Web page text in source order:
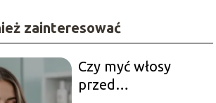
zainteresować
Czy myć włosy
przed